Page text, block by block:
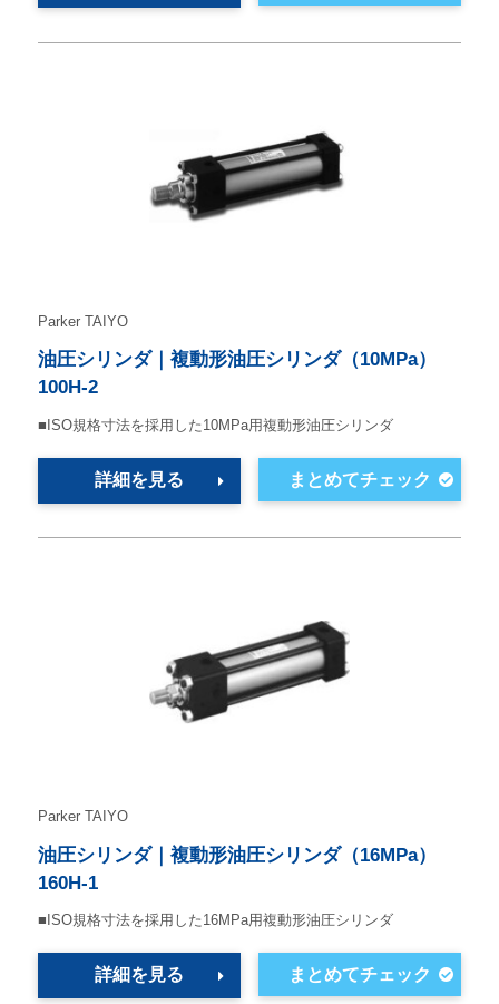
Parker TAIYO
油圧シリンダ｜複動形油圧シリンダ（10MPa）
100H-2
■ISO規格寸法を採用した10MPa用複動形油圧シリンダ
詳細を見る
Parker TAIYO
油圧シリンダ｜複動形油圧シリンダ（16MPa）
160H-1
■ISO規格寸法を採用した16MPa用複動形油圧シリンダ
詳細を見る